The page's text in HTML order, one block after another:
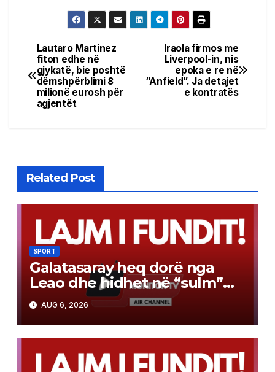
Post
navigation
Iraola firmos me
Liverpool-in, nis
epoka e re në
“Anfield”. Ja detajet
e kontratës
Lautaro Martinez
fiton edhe në
gjykatë, bie poshtë
dëmshpërblimi 8
milionë eurosh për
agjentët
Related Post
SPORT
Galatasaray heq dorë nga
Leao dhe hidhet në “sulm”
për yllin e Arsenalit
AUG 6, 2026